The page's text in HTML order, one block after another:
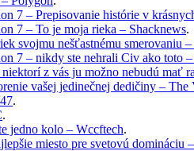
7 – Prepisovanie histórie v
7 – To je moja rieka – Shacknews.
svojmu nešťastnému smerovaniu –
7 – nikdy ste nehrali Civ ako toto –
z vás ju možno nebudú mať
vašej jedinečnej dedičiny – The
.
.
jedno kolo – Wccftech.
miesto pre svetovú domináciu